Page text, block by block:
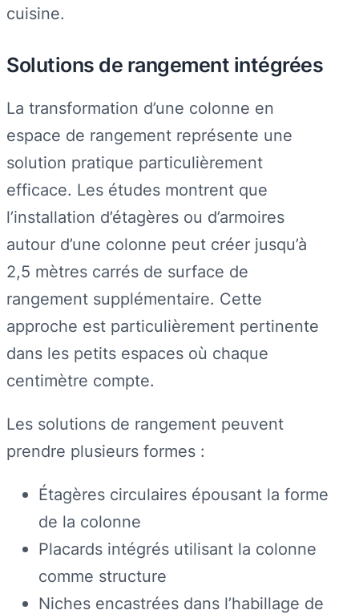
cuisine.
Solutions de rangement intégrées
La transformation d’une colonne en
espace de rangement représente une
solution pratique particulièrement
efficace. Les études montrent que
l’installation d’étagères ou d’armoires
autour d’une colonne peut créer jusqu’à
2,5 mètres carrés de surface de
rangement supplémentaire. Cette
approche est particulièrement pertinente
dans les petits espaces où chaque
centimètre compte.
Les solutions de rangement peuvent
prendre plusieurs formes :
Étagères circulaires épousant la forme
de la colonne
Placards intégrés utilisant la colonne
comme structure
Niches encastrées dans l’habillage de